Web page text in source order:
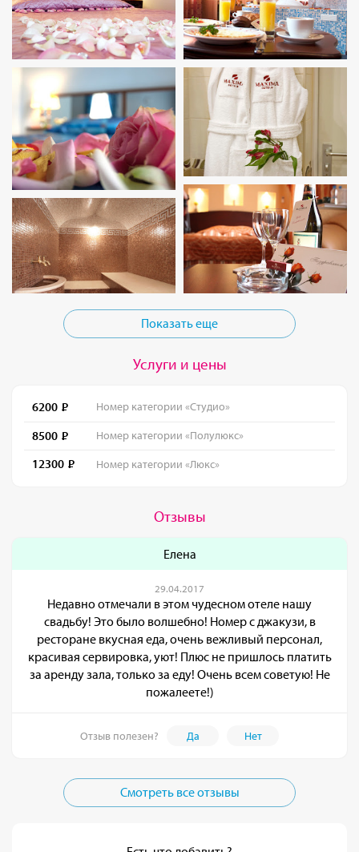
Показать еще
Услуги и цены
6200 Номер категории «Студио»
8500 Номер категории «Полулюкс»
12300 Номер категории «Люкс»
Отзывы
Елена
29.04.2017
Недавно отмечали в этом чудесном отеле нашу
свадьбу! Это было волшебно! Номер с джакузи, в
ресторане вкусная еда, очень вежливый персонал,
красивая сервировка, уют! Плюс не пришлось платить
за аренду зала, только за еду! Очень всем советую! Не
пожалеете!)
Отзыв полезен? Да Нет
Смотреть все отзывы